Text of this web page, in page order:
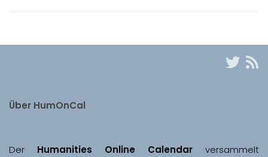
Über HumOnCal
Der Humanities Online Calendar versammelt